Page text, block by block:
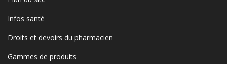
Infos santé
Droits et devoirs du pharmacien
Gammes de produits